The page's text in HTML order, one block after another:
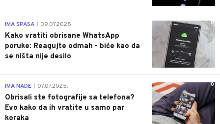
0
IMA SPASA 09.07.2025.
Kako vratiti obrisane WhatsApp
poruke: Reagujte odmah - biće kao da
se ništa nije desilo
0
IMA NADE 07.07.2025.
Obrisali ste fotografije sa telefona?
Evo kako da ih vratite u samo par
koraka